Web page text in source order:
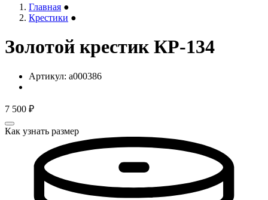
Главная ●
Крестики ●
Золотой крестик КР-134
Артикул: a000386
7 500 ₽
Как узнать размер